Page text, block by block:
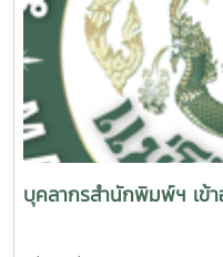
บุคลากรสำนักพิมพ์ฯ เข้